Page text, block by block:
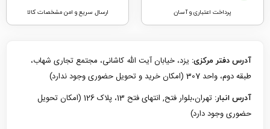
پرداخت اعتباری و آسان ارسال سریع و امن مشخصات کالا
آدرس دفتر مرکزی: یزد، خیابان آیت الله کاشانی، مجتمع تجاری شهاب،
طبقه دوم، واحد 307 (امکان خرید و تحویل حضوری وجود ندارد)
آدرس انبار:
تهران،بلوار فتح, انتهای فتح 13، پلاک 126 (امکان تحویل
حضوری وجود دارد)